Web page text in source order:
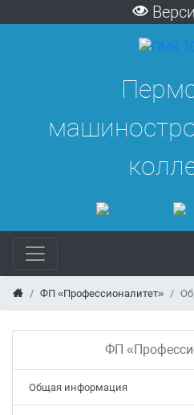
ФП «Профессионалитет»
ФП
Общая информация